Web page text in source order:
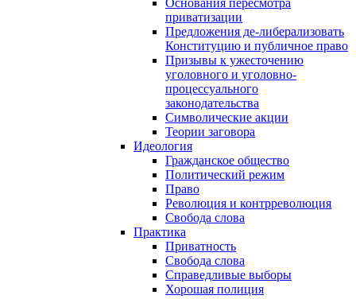
Основания пересмотра
приватизации
Предложения де-либерализовать
Конституцию и публичное право
Призывы к ужесточению
уголовного и уголовно-
процессуального
законодательства
Символические акции
Теории заговора
Идеология
Гражданское общество
Политический режим
Право
Революция и контрреволюция
Свобода слова
Практика
Приватность
Свобода слова
Справедливые выборы
Хорошая полиция